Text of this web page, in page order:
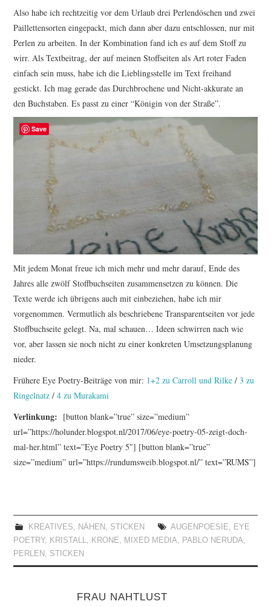
Also habe ich rechtzeitig vor dem Urlaub drei Perlendöschen und zwei
Paillettensorten eingepackt, mich dann aber dazu entschlossen, nur mit
Perlen zu arbeiten. In der Kombination fand ich es auf dem Stoff zu
wirr. Als Textbeitrag, der auf meinen Stoffseiten als Art roter Faden
einfach sein muss, habe ich die Lieblingsstelle im Text freihand
gestickt. Ich mag gerade das Durchbrochene und Nicht-akkurate an
den Buchstaben. Es passt zu einer “Königin von der Straße”.
Mit jedem Monat freue ich mich mehr und mehr darauf, Ende des
Jahres alle zwölf Stoffbuchseiten zusammensetzen zu können. Die
Texte werde ich übrigens auch mit einbeziehen, habe ich mir
vorgenommen. Vermutlich als beschriebene Transparentseiten vor jede
Stoffbuchseite gelegt. Na, mal schauen… Ideen schwirren nach wie
vor, aber lassen sie noch nicht zu einer konkreten Umsetzungsplanung
nieder.
Frühere Eye Poetry-Beiträge von mir: 1+2 zu Carroll und Rilke / 3 zu
Ringelnatz/4 zu Murakami
Verlinkung: [button blank=”true” size=”medium”
url=”https://holunder.blogspot.nl/2017/06/eye-poetry-05-zeigt-doch-
mal-her.html” text=”Eye Poetry 5″] [button blank=”true”
size=”medium” url=”https://rundumsweib.blogspot.nl/” text=”RUMS”]
KREATIVES NÄHEN STICKEN AUGENPOESIE
EYE
POETRY, KRISTALL KRONE MIXED MEDIA PABLO NERUDA
PERLEN
STICKEN
FRAU NAHTLUST
Save